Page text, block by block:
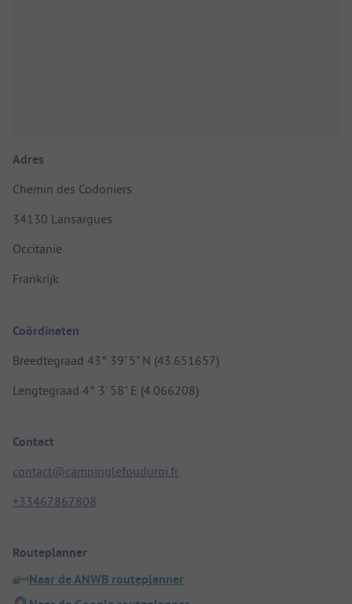
Adres
Chemin des Codoniers
34130 Lansargues
Occitanie
Frankrijk
Coördinaten
Breedtegraad 43° 39' 5" N (43.651657)
Lengtegraad 4° 3' 58" E (4.066208)
Contact
contact@campinglefouduroi.fr
+33467867808
Routeplanner
Naar de ANWB routeplanner